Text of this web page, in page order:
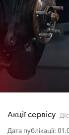
Акції сервісу
Дата публікації: